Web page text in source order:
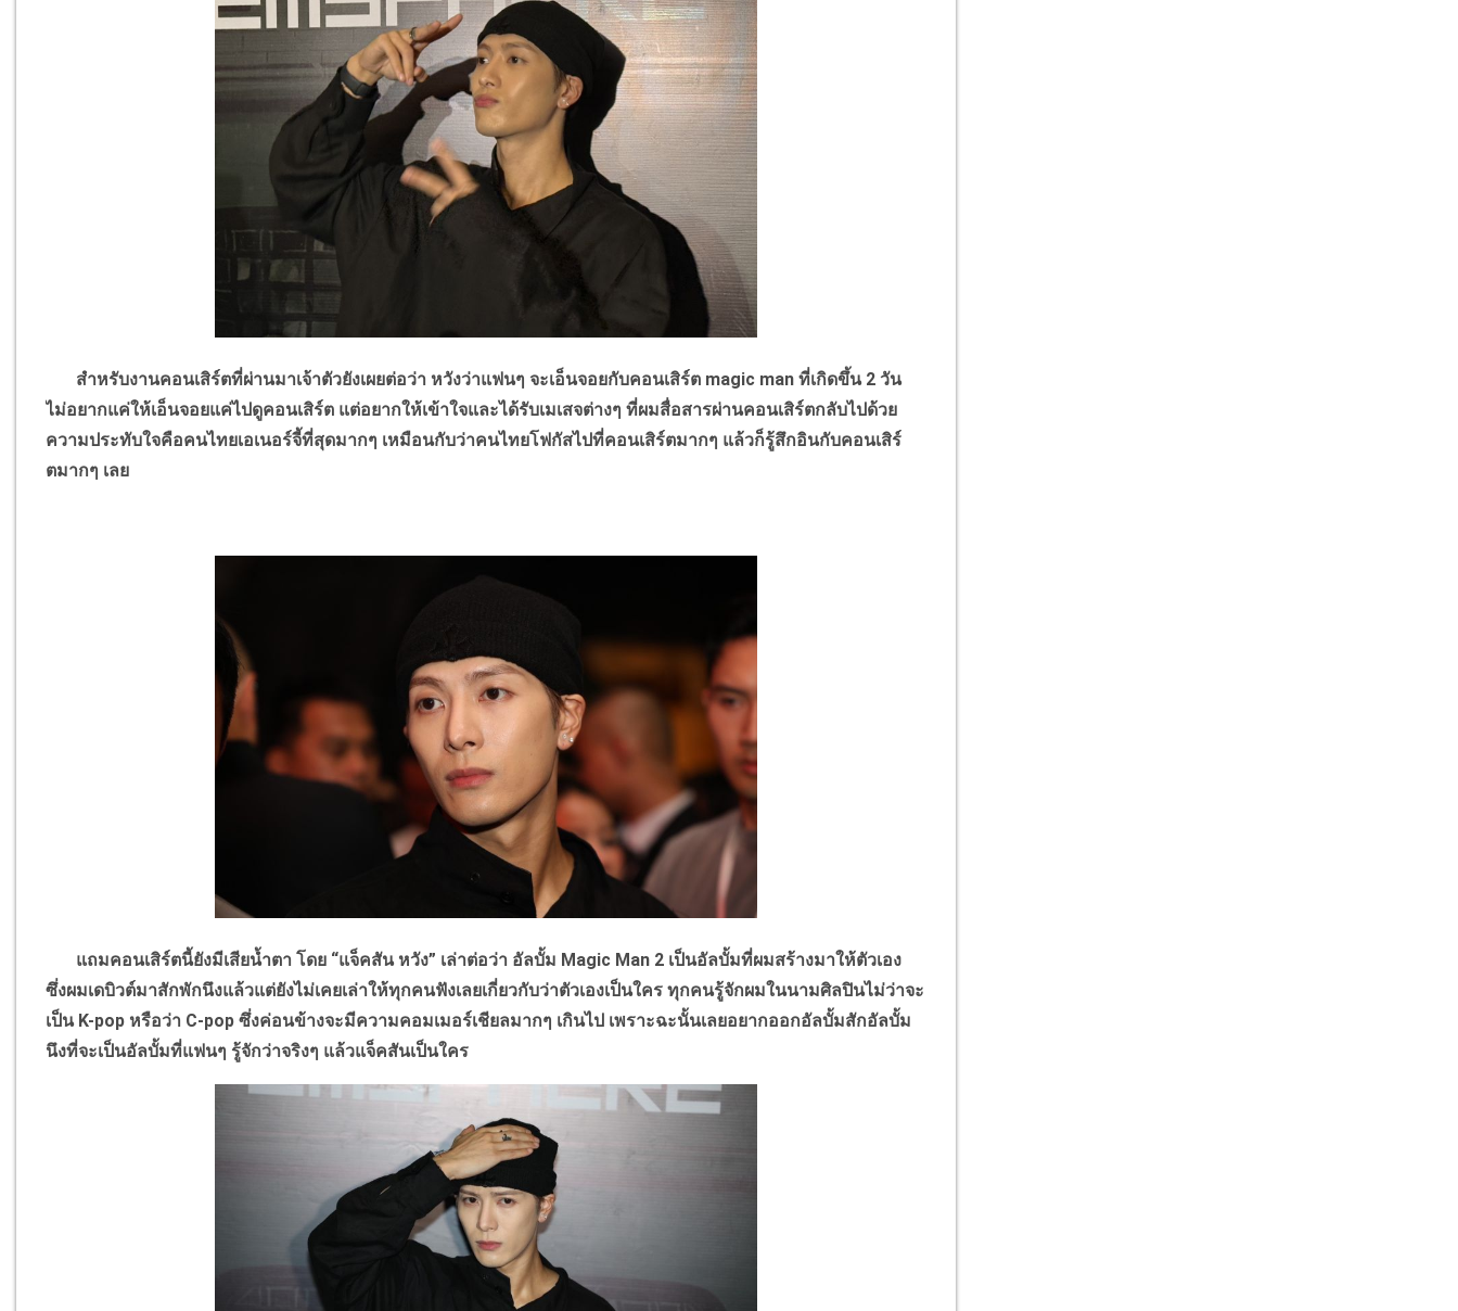
สำหรับงานคอนเสิร์ตที่ผ่านมาเจ้าตัวยังเผยต่อว่า หวังว่าแฟนๆ จะเอ็นจอยกับคอนเสิร์ต magic manที่เกิดขึ้น 2 วัน
ไม่อยากแค่ให้เอ็นจอยแค่ไปดูคอนเสิร์ต แต่อยากให้เข้าใจและได้รับเมเสจต่างๆ ที่ผมสื่อสารผ่านคอนเสิร์ตกลับไปด้วย
ความประทับใจคือคนไทยเอเนอร์จี้ที่สุดมากๆ เหมือนกับว่าคนไทยโฟกัสไปที่คอนเสิร์ตมากๆ แล้วก็รู้สึกอินกับคอนเสิร์
ตมากๆ เลย
แถมคอนเสิร์ตนี้ยังมีเสียน้ำตา โดย “แจ็คสัน หวัง” เล่าต่อว่า อัลบั้ม Magic Man 2 เป็นอัลบั้มที่ผมสร้างมาให้ตัวเอง
ซึ่งผมเดบิวต์มาสักพักนึงแล้วแต่ยังไม่เคยเล่าให้ทุกคนฟังเลยเกี่ยวกับว่าตัวเองเป็นใคร ทุกคนรู้จักผมในนามศิลปินไม่ว่าจะ
เป็น K-pop หรือว่า C-popซึ่งค่อนข้างจะมีความคอมเมอร์เชียลมากๆ เกินไป เพราะฉะนั้นเลยอยากออกอัลบั้มสักอัลบั้ม
นึงที่จะเป็นอัลบั้มที่แฟนๆ รู้จักว่าจริงๆ แล้วแจ็คสันเป็นใคร